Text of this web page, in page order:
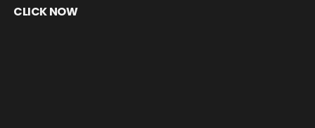
CLICK NOW